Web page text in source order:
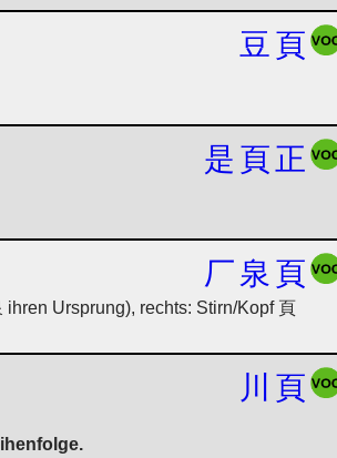
豆 頁
是 頁正
厂 泉 頁
Ursprung), rechts: Stirn/Kopf 頁
川 頁